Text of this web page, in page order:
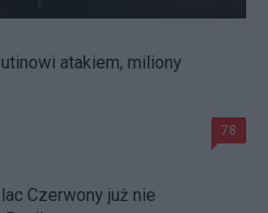
atakiem, miliony
78
Czerwony już nie